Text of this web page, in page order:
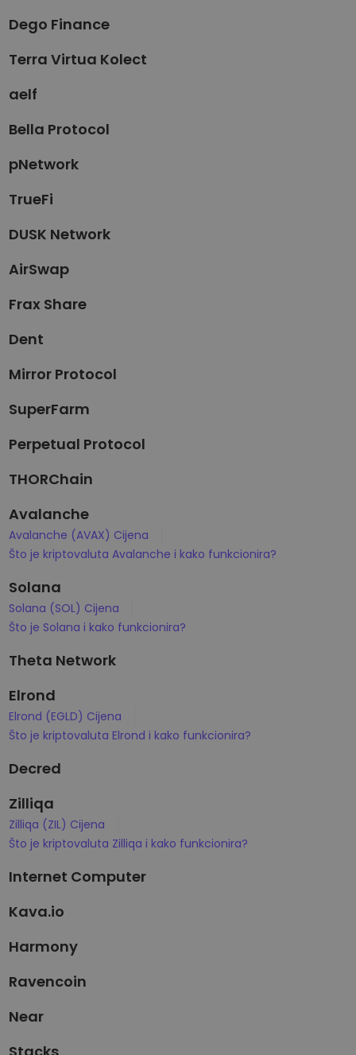
Dego Finance
Terra Virtua Kolect
aelf
Bella Protocol
pNetwork
TrueFi
DUSK Network
AirSwap
Frax Share
Dent
Mirror Protocol
SuperFarm
Perpetual Protocol
THORChain
Avalanche
Avalanche (AVAX) Cijena
Što je kriptovaluta Avalanche i kako funkcionira?
Solana
Solana (SOL) Cijena
Što je Solana i kako funkcionira?
Theta Network
Elrond
Elrond (EGLD) Cijena
Što je kriptovaluta Elrond i kako funkcionira?
Decred
Zilliqa
Zilliqa (ZIL) Cijena
Što je kriptovaluta Zilliqa i kako funkcionira?
Internet Computer
Kava.io
Harmony
Ravencoin
Near